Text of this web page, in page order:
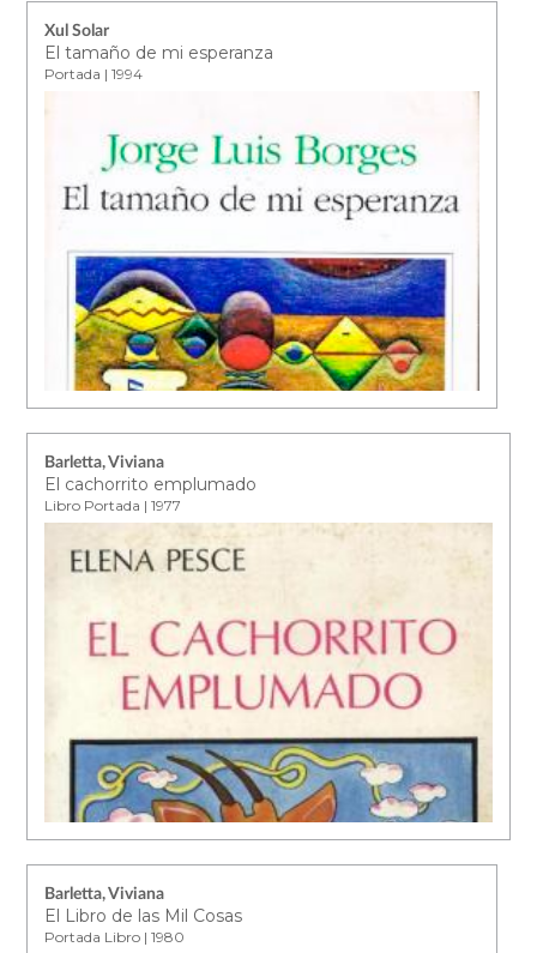
Xul Solar
El tamaño de mi esperanza
Portada | 1994
Barletta, Viviana
El cachorrito emplumado
Libro Portada | 1977
Barletta, Viviana
El Libro de las Mil Cosas
Portada Libro | 1980